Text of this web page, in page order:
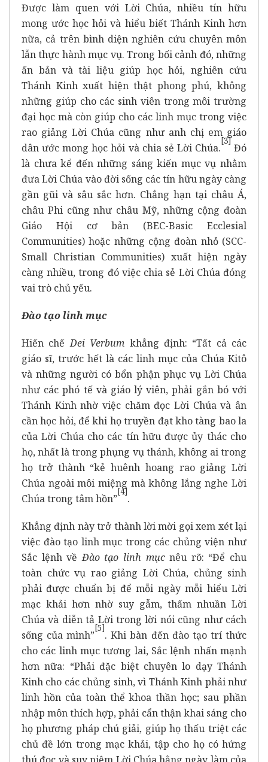
Được làm quen với Lời Chúa, nhiều tín hữu
mong ước học hỏi và hiểu biết Thánh Kinh hơn
nữa, cả trên bình diện nghiên cứu chuyên môn
lẫn thực hành mục vụ. Trong bối cảnh đó, những
ấn bản và tài liệu giúp học hỏi, nghiên cứu
Thánh Kinh xuất hiện thật phong phú, không
những giúp cho các sinh viên trong môi trường
đại học mà còn giúp cho các linh mục trong việc
rao giảng Lời Chúa cũng như anh chị em giáo
dân ước mong học hỏi và chia sẻ Lời Chúa.
[3]
Đó
là chưa kể đến những sáng kiến mục vụ nhằm
đưa Lời Chúa vào đời sống các tín hữu ngày càng
gần gũi và sâu sắc hơn. Chẳng hạn tại châu Á,
châu Phi cũng như châu Mỹ, những cộng đoàn
Giáo Hội cơ bản (BEC-Basic Ecclesial
Communities) hoặc những cộng đoàn nhỏ (SCC-
Small Christian Communities) xuất hiện ngày
càng nhiều, trong đó việc chia sẻ Lời Chúa đóng
vai trò chủ yếu.
Đào tạo linh mục
Hiến chếDei Verbum khẳng định: “Tất cả các
giáo sĩ, trước hết là các linh mục của Chúa Kitô
và những người có bổn phận phục vụ Lời Chúa
như các phó tế và giáo lý viên, phải gắn bó với
Thánh Kinh nhờ việc chăm đọc Lời Chúa và ân
cần học hỏi, để khi họ truyền đạt kho tàng bao la
của Lời Chúa cho các tín hữu được ủy thác cho
họ, nhất là trong phụng vụ thánh, không ai trong
họ trở thành “kẻ huênh hoang rao giảng Lời
Chúa ngoài môi miệng mà không lắng nghe Lời
Chúa trong tâm hồn”
[4]
.
Khẳng định này trở thành lời mời gọi xem xét lại
việc đào tạo linh mục trong các chủng viện như
Sắc lệnh vềĐào tạo linh mụcnêu rõ: “Để chu
toàn chức vụ rao giảng Lời Chúa, chủng sinh
phải được chuẩn bị để mỗi ngày mỗi hiểu Lời
mạc khải hơn nhờ suy gẫm, thấm nhuần Lời
Chúa và diễn tả Lời trong lời nói cũng như cách
sống của mình”
[5]
. Khi bàn đến đào tạo trí thức
cho các linh mục tương lai, Sắc lệnh nhấn mạnh
hơn nữa: “Phải đặc biệt chuyên lo dạy Thánh
Kinh cho các chủng sinh, vì Thánh Kinh phải như
linh hồn của toàn thể khoa thần học; sau phần
nhập môn thích hợp, phải cẩn thận khai sáng cho
họ phương pháp chú giải, giúp họ thấu triệt các
chủ đề lớn trong mạc khải, tập cho họ có hứng